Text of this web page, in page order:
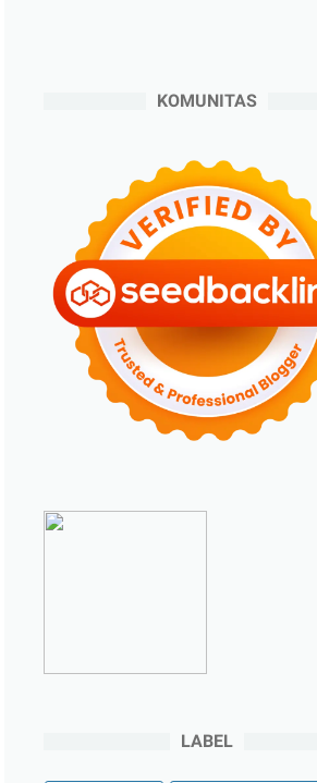
April 2024(2)
►
Maret 2024 (2)
►
Februari 2024
►Januari 2024 (2)
►2023(70)
►Desember 2023
► November 2023(6)
Oktober 2023
(6)
►Maret 2023(7)
Januari 2023 (5)
►2022(175)
KOMUNITAS
LABEL